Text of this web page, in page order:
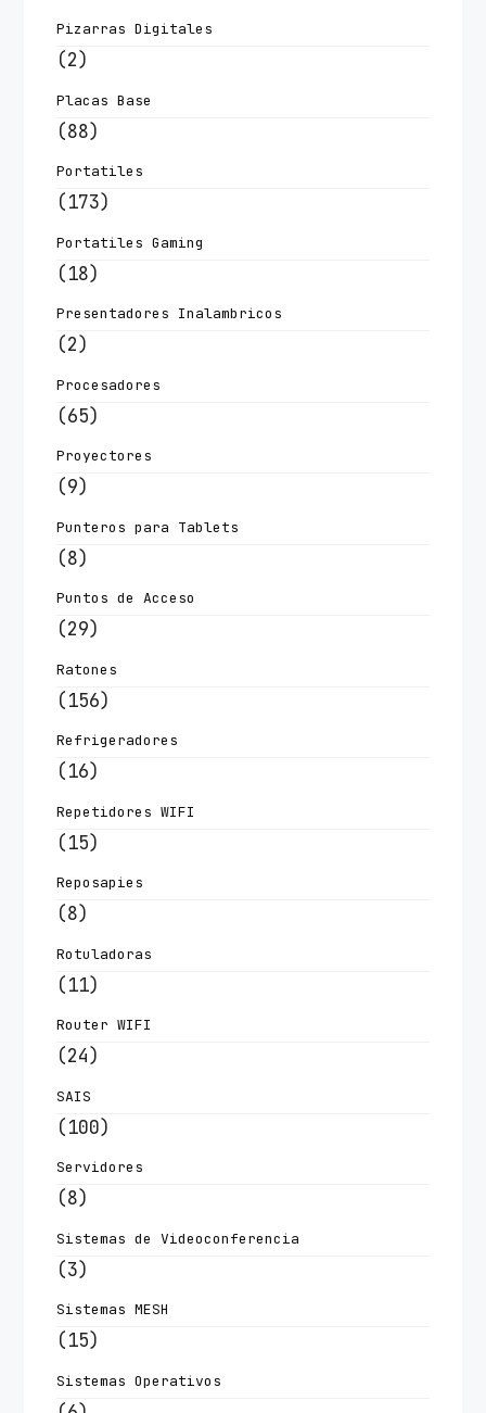
Pizarras Digitales
(2)
Placas Base
(88)
Portatiles
(173)
Portatiles Gaming
(18)
Presentadores Inalambricos
(2)
Procesadores
(65)
Proyectores
(9)
Punteros para Tablets
(8)
Puntos de Acceso
(29)
Ratones
(156)
Refrigeradores
(16)
Repetidores WIFI
(15)
Reposapies
(8)
Rotuladoras
(11)
Router WIFI
(24)
SAIS
(100)
Servidores
(8)
Sistemas de Videoconferencia
(3)
Sistemas MESH
(15)
Sistemas Operativos